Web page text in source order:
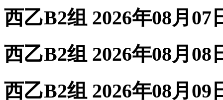
西乙B2组 2026年08月07
西乙B2组 2026年08月08
西乙B2组 2026年08月09